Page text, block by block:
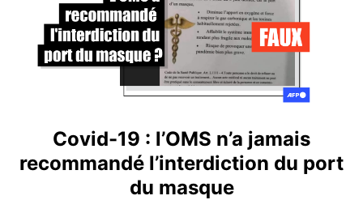
Covid-19 : l’OMS n’a jamais
recommandé l’interdiction du port
du masque